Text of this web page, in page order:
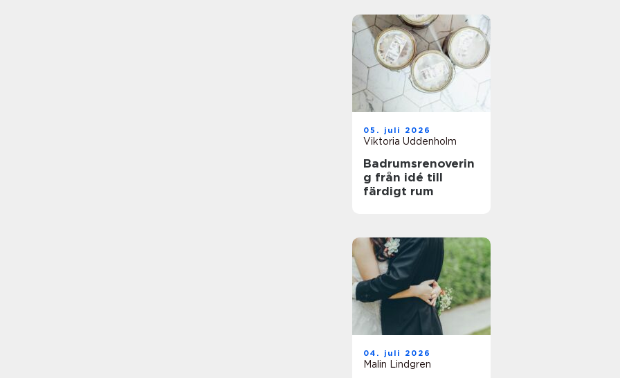
05. juli 2026
Viktoria Uddenholm
Badrumsrenoverin
g från idé till
färdigt rum
04. juli 2026
Malin Lindgren